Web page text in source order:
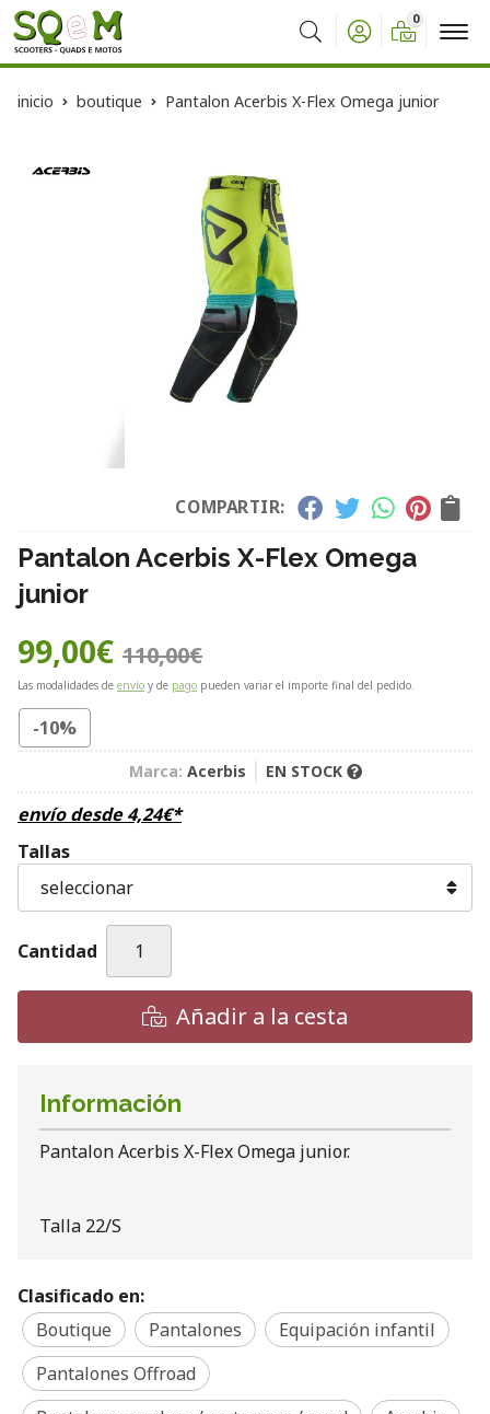
Buscar
0
inicio boutique Pantalon Acerbis X-Flex Omega junior
COMPARTIR:
Pantalon Acerbis X-Flex Omega
junior
99,00€ 110,00€
Las modalidades de envío y de pago pueden variar el importe final del pedido.
-10%
Marca: Acerbis EN STOCK
envío desde4,24€*
Tallas
Cantidad
Añadir a la cesta
Información
Pantalon Acerbis X-Flex Omega junior.
Talla 22/S
Clasificado en:
Boutique
Pantalones
Equipación infantil
Pantalones Offroad